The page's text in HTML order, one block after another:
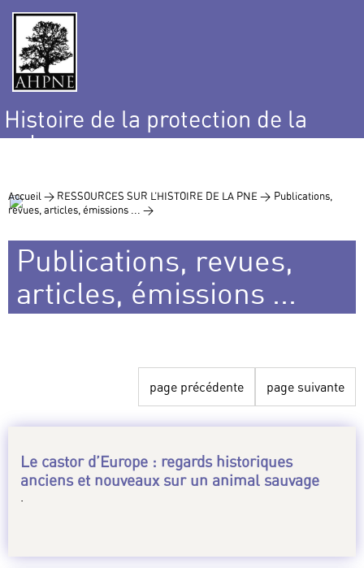
Histoire de la protection de la
nature
Accueil > RESSOURCES SUR L’HISTOIRE DE LA PNE > Publications,
revues, articles, émissions ... >
Publications, revues,
articles, émissions ...
page précédente page suivante
Le castor d’Europe : regards historiques
anciens et nouveaux sur un animal sauvage
.